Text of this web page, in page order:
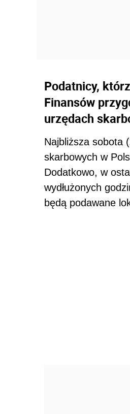
Podatnicy,
Finansów
urzędach
Najbliższa sobota
skarbowych w
Dodatkowo, w
wydłużonych
będą podawane